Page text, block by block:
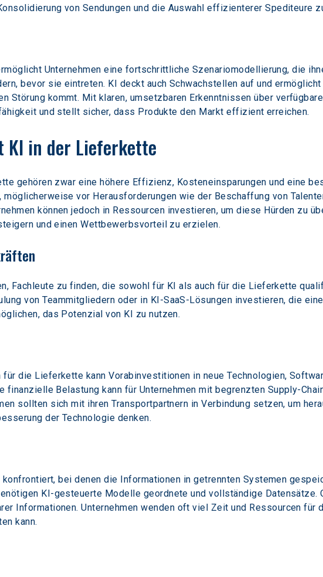
von Sendungen und die Auswahl effizienterer Spediteure
Unternehmen eine fortschrittliche Szenariomodellierung, die
bevor sie eintreten. KI deckt auch Schwachstellen auf und
Störung kommt. Mit klaren, umsetzbaren Erkenntnissen über
und stellt sicher, dass Produkte den Markt effizient erreichen.
KI in der Lieferkette
gehören zwar eine höhere Effizienz, Kosteneinsparungen und eine
vor Herausforderungen wie der Beschaffung von
können jedoch in Ressourcen investieren, um diese Hürden zu
und einen Wettbewerbsvorteil zu erzielen.
Fachleute zu finden, die sowohl für KI als auch für die Lieferkette
von Teammitgliedern oder in KI-SaaS-Lösungen investieren, die
das Potenzial von KI zu nutzen.
die Lieferkette kann Vorabinvestitionen in neue Technologien,
finanzielle Belastung kann für Unternehmen mit begrenzten Supply-
sollten sich mit ihren Transportpartnern in Verbindung setzen, um
der Technologie denken.
bei denen die Informationen in getrennten Systemen
KI-gesteuerte Modelle geordnete und vollständige Datensätze.
Informationen. Unternehmen wenden oft viel Zeit und Ressourcen für
kann.